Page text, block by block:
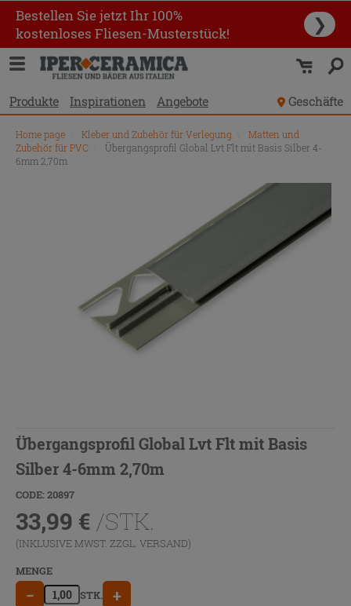
Bestellen Sie jetzt Ihr 100%
kostenloses Fliesen-Musterstück!
❯
Produkte Inspirationen Angebote Geschäfte
Home page Kleber und Zubehör für Verlegung
Matten und
Zubehör für PVC
Übergangsprofil Global Lvt Flt mit Basis Silber 4-
6mm 2,70m
Übergangsprofil Global Lvt Flt mit Basis
Silber 4-6mm 2,70m
CODE: 20897
33,99 € /STK.
(INKLUSIVE MWST. ZZGL. VERSAND)
MENGE
− STK. +